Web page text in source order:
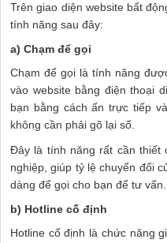
Trên giao diện website bất
tính năng sau đây:
a) Chạm để gọi
Chạm để gọi là tính năng
vào website bằng điện thoại
bạn bằng cách ấn trực tiếp
không cần phải gõ lại số.
Đây là tính năng rất cần thiết
nghiệp, giúp tỷ lệ chuyển đổi
dàng để gọi cho bạn để tư vấn.
b) Hotline cố định
Hotline cố định là chức năng